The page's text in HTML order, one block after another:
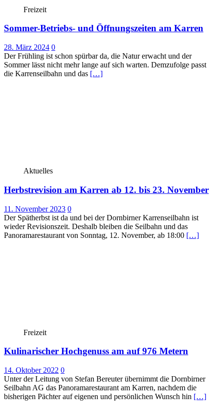
Freizeit
Sommer-Betriebs- und Öffnungszeiten am Karren
28. März 2024 0
Der Frühling ist schon spürbar da, die Natur erwacht und der
Sommer lässt nicht mehr lange auf sich warten. Demzufolge passt
die Karrenseilbahn und das […]
Aktuelles
Herbstrevision am Karren ab 12. bis 23. November
11. November 2023 0
Der Spätherbst ist da und bei der Dornbirner Karrenseilbahn ist
wieder Revisionszeit. Deshalb bleiben die Seilbahn und das
Panoramarestaurant von Sonntag, 12. November, ab 18:00 […]
Freizeit
Kulinarischer Hochgenuss am auf 976 Metern
14. Oktober 2022 0
Unter der Leitung von Stefan Bereuter übernimmt die Dornbirner
Seilbahn AG das Panoramarestaurant am Karren, nachdem die
bisherigen Pächter auf eigenen und persönlichen Wunsch hin […]